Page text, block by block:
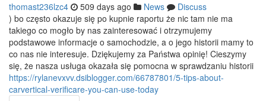
thomast236lzc4 509 days ago News
Discuss
) bo często okazuje się po kupnie raportu że nic tam nie ma
takiego co mogło by nas zainteresować i otrzymujemy
podstawowe informacje o samochodzie, a o jego historii mamy to
co nas nie interesuje. Dziękujemy za Państwa opinię! Cieszymy
się, że nasza usługa okazała się pomocna w sprawdzaniu historii
https://rylanevxvv.dsiblogger.com/66787801/5-tips-about-
carvertical-verificare-you-can-use-today